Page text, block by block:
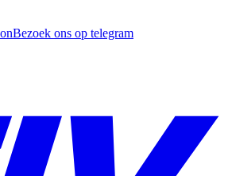
Bezoek ons op telegram